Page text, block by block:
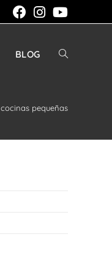
BLOG ALTERNAR
cocinas pequeñas